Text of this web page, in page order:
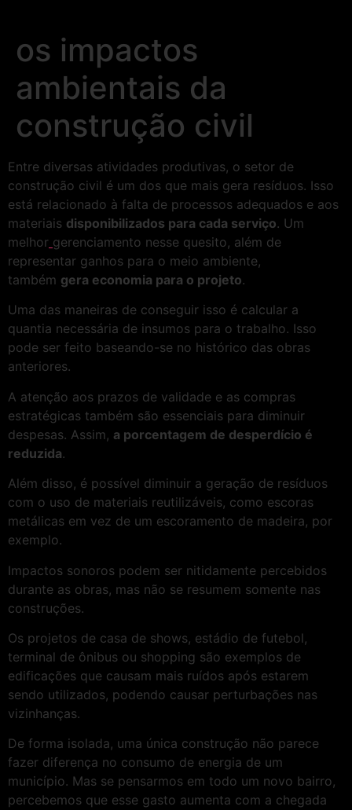
os impactos
ambientais da
construção civil
Entre diversas atividades produtivas, o setor de
construção civil é um dos que mais gera resíduos. Isso
está relacionado à falta de processos adequados e aos
materiais disponibilizados para cada serviço. Um
melhor gerenciamento nesse quesito, além de
representar ganhos para o meio ambiente,
também gera economia para o projeto.
Uma das maneiras de conseguir isso é calcular a
quantia necessária de insumos para o trabalho. Isso
pode ser feito baseando-se no histórico das obras
anteriores.
A atenção aos prazos de validade e as compras
estratégicas também são essenciais para diminuir
despesas. Assim, a porcentagem de desperdício é
reduzida.
Além disso, é possível diminuir a geração de resíduos
com o uso de materiais reutilizáveis, como escoras
metálicas em vez de um escoramento de madeira, por
exemplo.
Impactos sonoros podem ser nitidamente percebidos
durante as obras, mas não se resumem somente nas
construções.
Os projetos de casa de shows, estádio de futebol,
terminal de ônibus ou shopping são exemplos de
edificações que causam mais ruídos após estarem
sendo utilizados, podendo causar perturbações nas
vizinhanças.
De forma isolada, uma única construção não parece
fazer diferença no consumo de energia de um
município. Mas se pensarmos em todo um novo bairro,
percebemos que esse gasto aumenta com a chegada